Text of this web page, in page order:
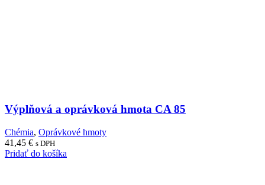
Výplňová a oprávková hmota CA 85
Chémia, Oprávkové hmoty
41,45 € s DPH
Pridať do košíka